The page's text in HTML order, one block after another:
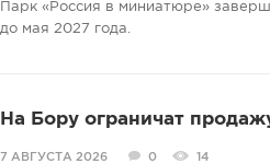
Парк «Россия в миниатюре»
до мая 2027 года.
На Бору ограничат
7 АВГУСТА 2026 0 14